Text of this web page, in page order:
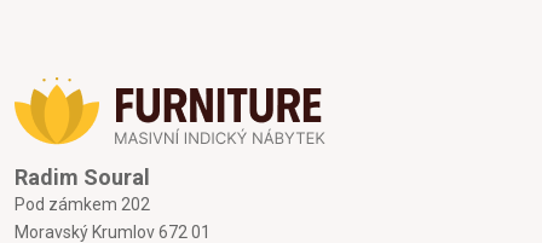
Radim Soural
Pod zámkem 202
Moravský Krumlov 672 01